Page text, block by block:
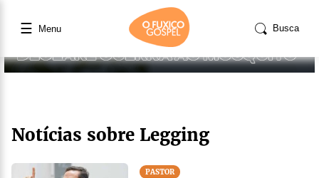
☰ Menu Busca
Notícias sobre Legging
PASTOR